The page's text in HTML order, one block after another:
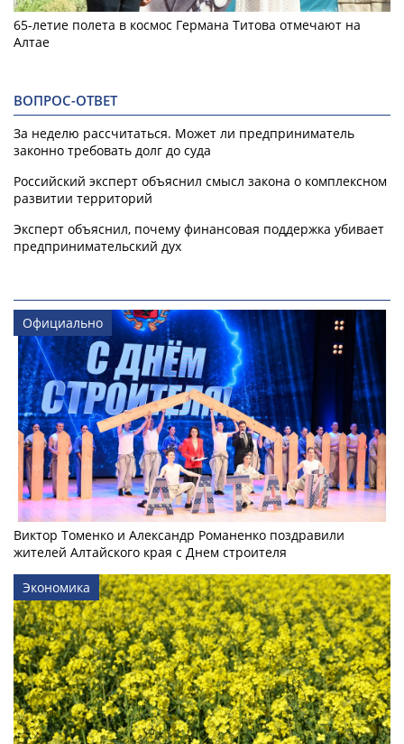
65-летие полета в космос Германа Титова отмечают на
Алтае
ВОПРОС-ОТВЕТ
За неделю рассчитаться. Может ли предприниматель
законно требовать долг до суда
Российский эксперт объяснил смысл закона о комплексном
развитии территорий
Эксперт объяснил, почему финансовая поддержка убивает
предпринимательский дух
Официально
Виктор Томенко и Александр Романенко поздравили
жителей Алтайского края с Днем строителя
Экономика